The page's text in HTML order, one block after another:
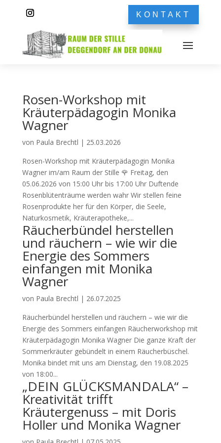
KONTAKT
Rosen-Workshop mit
Kräuterpädagogin Monika
Wagner
von Paula Brechtl | 25.03.2026
Rosen-Workshop mit Kräuterpädagogin Monika
Wagner im/am Raum der Stille 🌹 Freitag, den
05.06.2026 von 15:00 Uhr bis 17:00 Uhr Duftende
Rosenblütenträume werden wahr Wir stellen feine
Rosenprodukte her für den Körper, die Seele,
Naturkosmetik, Kräuterapotheke,...
Räucherbündel herstellen
und räuchern – wie wir die
Energie des Sommers
einfangen mit Monika
Wagner
von Paula Brechtl | 26.07.2025
Räucherbündel herstellen und räuchern – wie wir die
Energie des Sommers einfangen Räucherworkshop mit
Kräuterpädagogin Monika Wagner Die ganze Kraft der
Sommerkräuter gebündelt in einem Räucherbüschel.
Monika bindet mit uns am Dienstag, den 19.08.2025
von 18:00...
„DEIN GLÜCKSMANDALA“ –
Kreativität trifft
Kräutergenuss – mit Doris
Holler und Monika Wagner